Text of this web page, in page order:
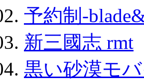
予約制-
新三國志 rmt
黒い砂漠モ